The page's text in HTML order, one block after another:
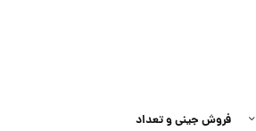
فروش جینی و تعداد